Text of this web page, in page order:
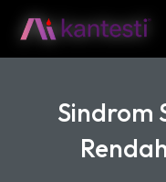
Sindrom